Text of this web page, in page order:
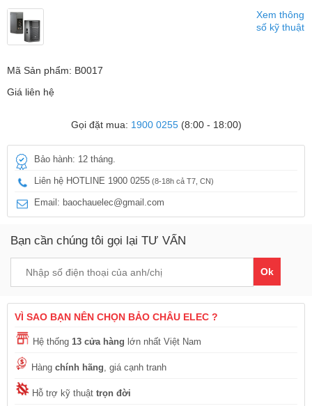
Xem thông
số kỹ thuật
Mã Sản phẩm: B0017
Giá liên hệ
Gọi đặt mua: 1900 0255(8:00 - 18:00)
Bảo hành: 12 tháng.
Liên hệ HOTLINE 1900 0255 (8-18h cả T7, CN)
Email: baochauelec@gmail.com
Bạn cần chúng tôi gọi lại TƯ VẤN
Ok
VÌ SAO BẠN NÊN CHỌN BẢO CHÂU ELEC ?
Hệ thống 13 cửa hàng lớn nhất Việt Nam
Hàng chính hãng, giá cạnh tranh
Hỗ trợ kỹ thuật trọn đời